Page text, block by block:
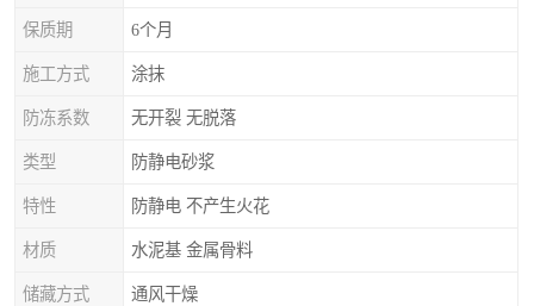
保质期 6个月
施工方式 涂抹
防冻系数 无开裂 无脱落
类型 防静电砂浆
特性 防静电 不产生火花
材质 水泥基 金属骨料
储藏方式 通风干燥